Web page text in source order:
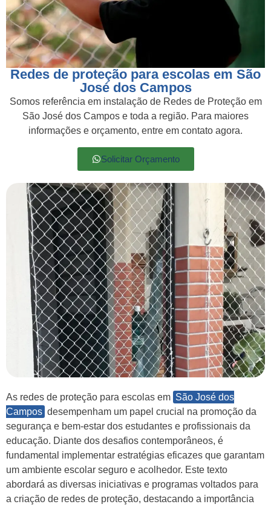
Redes de proteção para escolas em São
José dos Campos
Somos referência em instalação de Redes de Proteção em
São José dos Campos e toda a região. Para maiores
informações e orçamento, entre em contato agora.
Solicitar Orçamento
As redes de proteção para escolas em São José dos
Campos desempenham um papel crucial na promoção da
segurança e bem-estar dos estudantes e profissionais da
educação. Diante dos desafios contemporâneos, é
fundamental implementar estratégias eficazes que garantam
um ambiente escolar seguro e acolhedor. Este texto
abordará as diversas iniciativas e programas voltados para
a criação de redes de proteção, destacando a importância